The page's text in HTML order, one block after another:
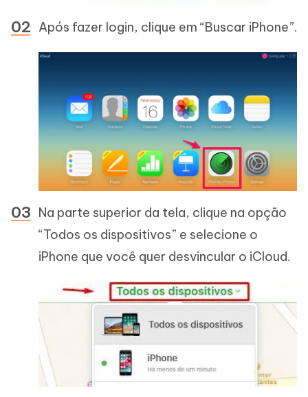
Após fazer login, clique em “Buscar iPhone”.
Na parte superior da tela, clique na opção
“Todos os dispositivos” e selecione o
iPhone que você quer desvincular o iCloud.